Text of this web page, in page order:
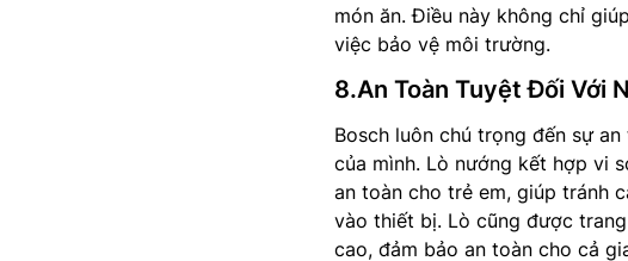
món ăn. Điều này không chỉ
việc bảo vệ môi trường.
8.An Toàn Tuyệt Đối Với
Bosch luôn chú trọng đến sự
của mình. Lò nướng kết hợp vi
an toàn cho trẻ em, giúp tránh
vào thiết bị. Lò cũng được
cao, đảm bảo an toàn cho cả